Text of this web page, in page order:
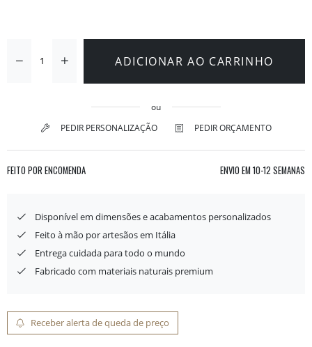
ADICIONAR AO CARRINHO
ou
PEDIR PERSONALIZAÇÃO
PEDIR ORÇAMENTO
FEITO POR ENCOMENDA ENVIO EM 10-12 SEMANAS
Disponível em dimensões e acabamentos personalizados
Feito à mão por artesãos em Itália
Entrega cuidada para todo o mundo
Fabricado com materiais naturais premium
Receber alerta de queda de preço